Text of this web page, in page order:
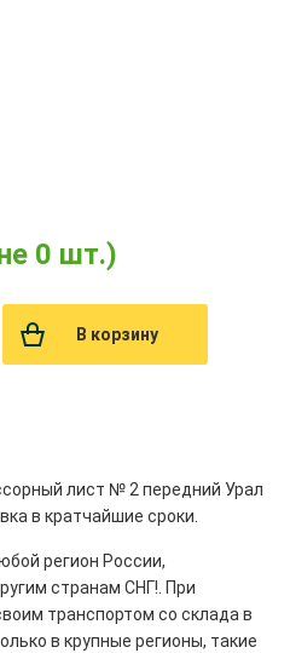
0 шт.)
В корзину
лист № 2 передний Урал
в кратчайшие сроки.
регион России,
странам СНГ!. При
транспортом со склада в
в крупные регионы, такие